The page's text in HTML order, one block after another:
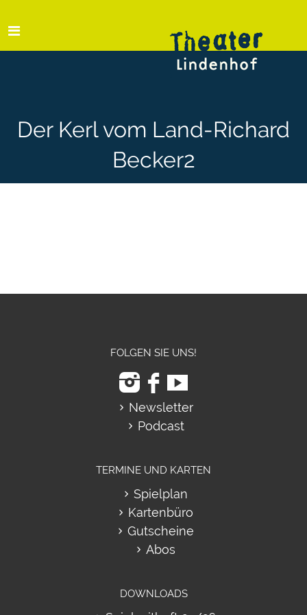
Der Kerl vom Land-Richard
Becker2
FOLGEN SIE UNS!
Newsletter
Podcast
TERMINE UND KARTEN
Spielplan
Kartenbüro
Gutscheine
Abos
DOWNLOADS